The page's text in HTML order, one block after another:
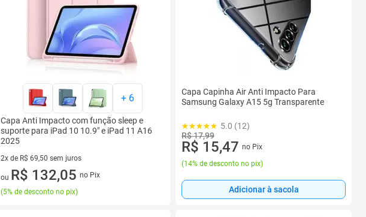
+ 6
Capa Anti Impacto com função sleep e
suporte para iPad 10 10.9" e iPad 11 A16
2025
2x de R$ 69,50 sem juros
2 vez de R$ 69,50 sem juros
ou R$ 132,05 no Pix
(5% de desconto no pix)
Capa Capinha Air Anti Impacto Para
Samsung Galaxy A15 5g Transparente
5.0 (12)
R$ 17,99
R$ 15,47 no Pix
(14% de desconto no pix)
Adicionar à sacola